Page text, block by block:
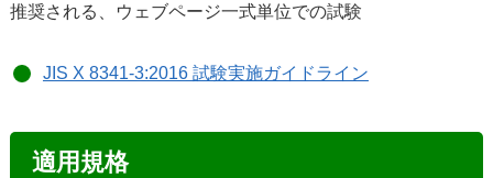
推奨される、ウェブページ一式単位での試験
JIS X 8341-3:2016 試験実施ガイドライン
適用規格